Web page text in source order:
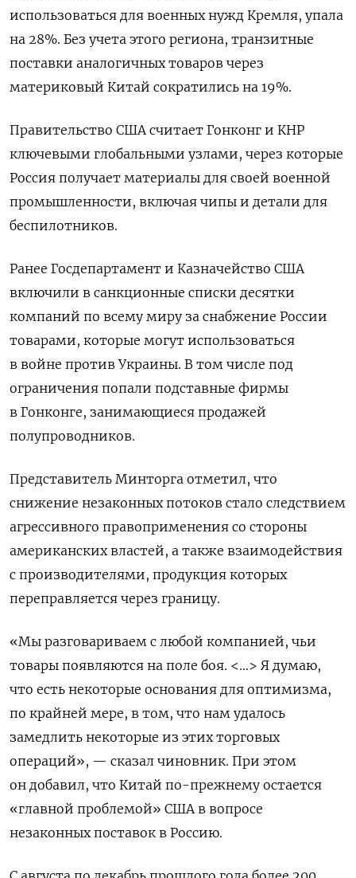
использоваться для военных нужд Кремля, упала
на 28%. Без учета этого региона, транзитные
поставки аналогичных товаров через
материковый Китай сократились на 19%.
Правительство США считает Гонконг и КНР
ключевыми глобальными узлами, через которые
Россия получает материалы для своей военной
промышленности, включая чипы и детали для
беспилотников.
Ранее Госдепартамент и Казначейство США
включили в санкционные списки десятки
компаний по всему миру за снабжение России
товарами, которые могут использоваться
в войне против Украины. В том числе под
ограничения попали подставные фирмы
в Гонконге, занимающиеся продажей
полупроводников.
Представитель Минторга отметил, что
снижение незаконных потоков стало следствием
агрессивного правоприменения со стороны
американских властей, а также взаимодействия
с производителями, продукция которых
переправляется через границу.
«Мы разговариваем с любой компанией, чьи
товары появляются на поле боя. <…> Я думаю,
что есть некоторые основания для оптимизма,
по крайней мере, в том, что нам удалось
замедлить некоторые из этих торговых
операций», — сказал чиновник. При этом
он добавил, что Китай по-прежнему остается
«главной проблемой» США в вопросе
незаконных поставок в Россию.